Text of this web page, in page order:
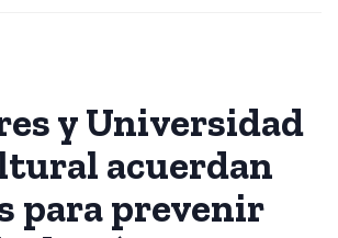
y Universidad
acuerdan
para prevenir